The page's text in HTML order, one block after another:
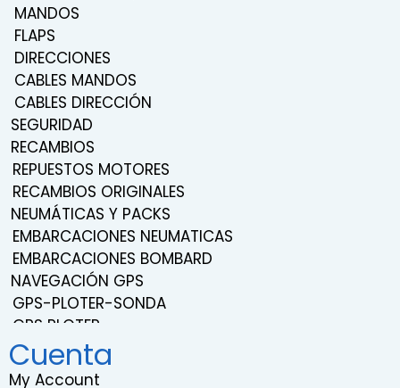
MANDOS
FLAPS
DIRECCIONES
CABLES MANDOS
CABLES DIRECCIÓN
SEGURIDAD
RECAMBIOS
REPUESTOS MOTORES
RECAMBIOS ORIGINALES
NEUMÁTICAS Y PACKS
EMBARCACIONES NEUMATICAS
EMBARCACIONES BOMBARD
NAVEGACIÓN GPS
GPS-PLOTER-SONDA
GPS PLOTER
NAVEGACIÓN
TRANSDUCTORES
Cuenta
My Account